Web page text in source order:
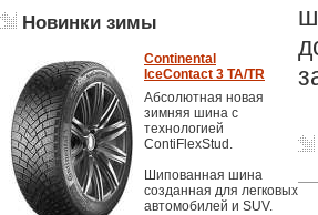
Новинки зимы
Continental
IceContact 3 TA/TR
Абсолютная новая
зимняя шина с
технологией
ContiFlexStud.
Шипованная шина
созданная для легковых
автомобилей и SUV.